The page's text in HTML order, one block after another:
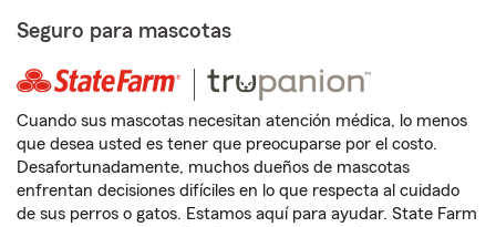
Seguro para mascotas
Cuando sus mascotas necesitan atención médica, lo menos
que desea usted es tener que preocuparse por el costo.
Desafortunadamente, muchos dueños de mascotas
enfrentan decisiones difíciles en lo que respecta al cuidado
de sus perros o gatos. Estamos aquí para ayudar. State Farm